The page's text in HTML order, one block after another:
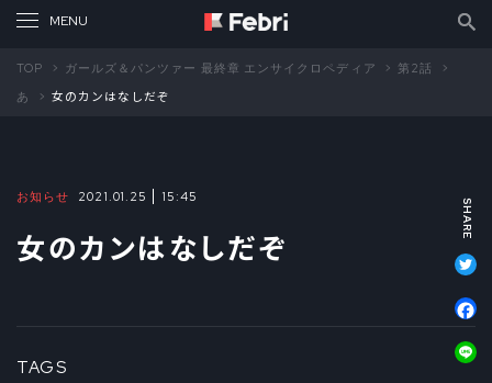
TOP ガールズ＆パンツァー 最終章 エンサイクロペディア
第2話
あ
女のカンはなしだぞ
お知らせ 2021.01.25 15:45
女のカンはなしだぞ
TAGS